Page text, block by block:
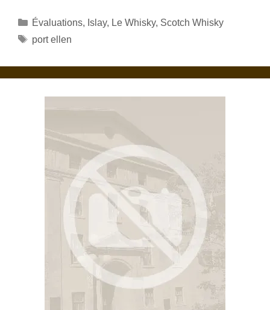
Catégories
Évaluations, Islay, Le Whisky, Scotch Whisky
Étiquettes
port ellen